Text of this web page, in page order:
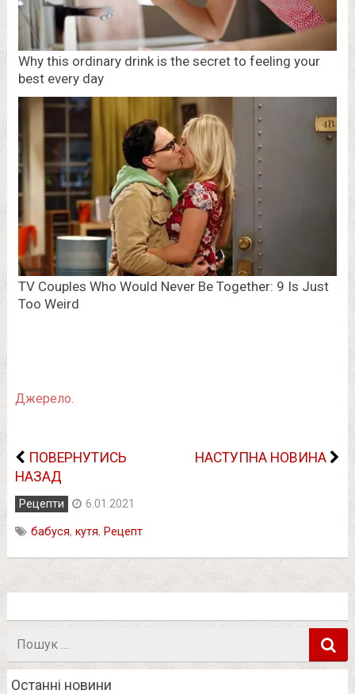
Джерело.
ПОВЕРНУТИСЬ
НАЗАД
НАСТУПНА НОВИНА
Рецепти 6.01.2021
бабуся, кутя, Рецепт
Останні новини